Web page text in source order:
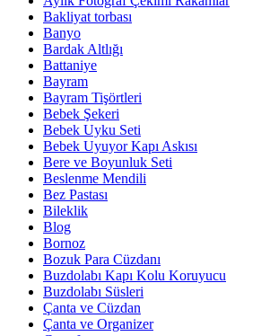
Bakliyat torbası
Banyo
Bardak Altlığı
Battaniye
Bayram
Bayram Tişörtleri
Bebek Şekeri
Bebek Uyku Seti
Bebek Uyuyor Kapı Askısı
Bere ve Boyunluk Seti
Beslenme Mendili
Bez Pastası
Bileklik
Blog
Bornoz
Bozuk Para Cüzdanı
Buzdolabı Kapı Kolu Koruyucu
Buzdolabı Süsleri
Çanta ve Cüzdan
Çanta ve Organizer